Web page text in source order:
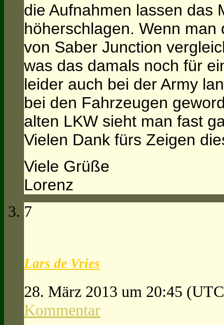
die Aufnahmen lassen das
höherschlagen. Wenn
von Saber Junction
was das damals noch für
leider auch bei der Army
bei den Fahrzeugen
alten LKW sieht man fast
Vielen Dank fürs Zeigen
Viele Grüße
Lorenz
7
Lars de Vries
28. März 2013 um 20:45
Kommentar